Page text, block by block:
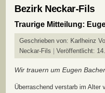
Bezirk Neckar-Fils
Traurige Mitteilung:
Geschrieben von: Karlheinz
Neckar-Fils
Veröffentlicht:
Wir trauern um Eugen
Überraschend verstarb im Alter